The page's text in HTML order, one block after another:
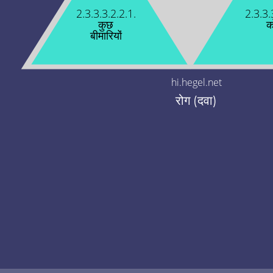
2.3.3.3.2.2.1.
कुछ
बीमारियों
hi.hegel.net
रोग (दवा)